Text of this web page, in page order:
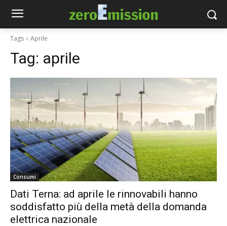
Tags Aprile
Tag: aprile
Consumi
Dati Terna: ad aprile le rinnovabili hanno
soddisfatto più della metà della domanda
elettrica nazionale